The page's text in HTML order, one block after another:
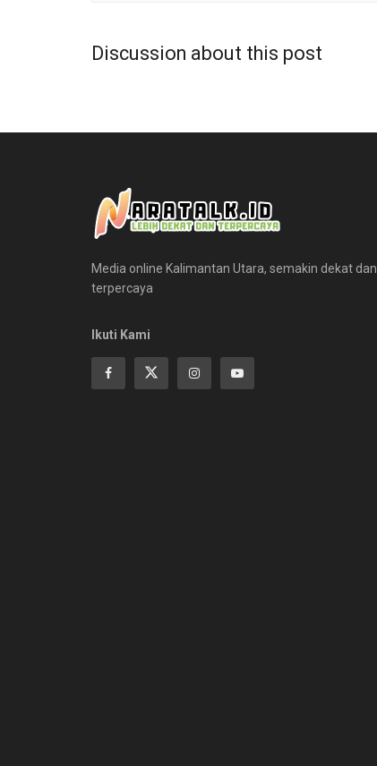
Discussion about this post
Media online Kalimantan Utara, semakin dekat dan
terpercaya
Ikuti Kami